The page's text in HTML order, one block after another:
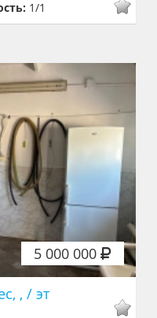
1/1
5 000 000
, / эт